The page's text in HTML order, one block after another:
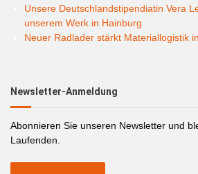
Unsere Deutschlandstipendiatin Vera
unserem Werk in Hainburg
Neuer Radlader stärkt Materiallogistik
Newsletter-Anmeldung
Abonnieren Sie unseren Newsletter und
Laufenden.